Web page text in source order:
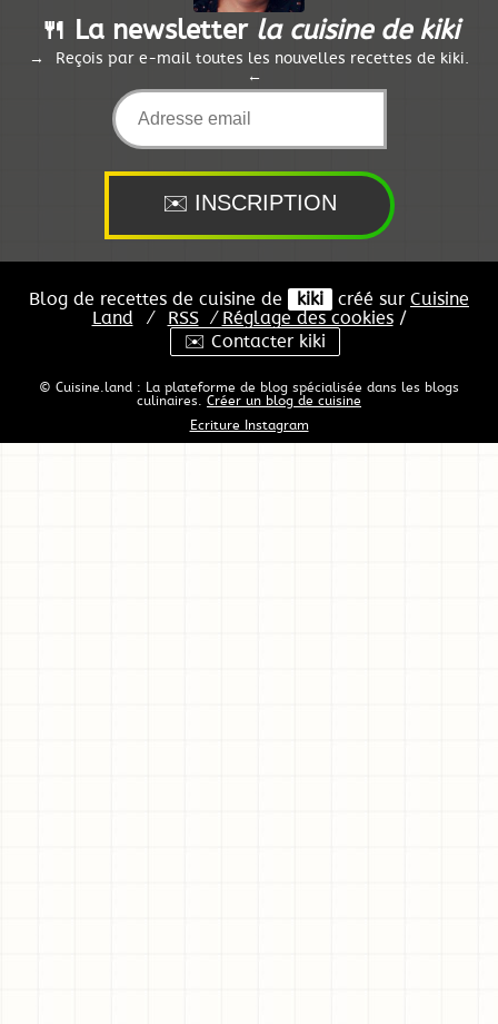
🍴 La newsletter la cuisine de kiki
Reçois par e-mail toutes les nouvelles recettes de kiki.
Blog de recettes de cuisine de kiki créé sur Cuisine
Land
⁄ RSS ⁄ Réglage des cookies/
✉️ Contacter kiki
© Cuisine.land : La plateforme de blog spécialisée dans les blogs
culinaires. Créer un blog de cuisine
Ecriture Instagram